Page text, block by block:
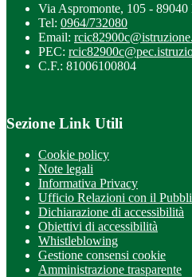
Via Aspromonte, 105 -
Tel: 0964/732080
Email:
PEC:
C.F.: 81006100804
Sezione Link Utili
Cookie policy
Note legali
Informativa Privacy
Ufficio Relazioni con il
Dichiarazione di accessibilità
Obiettivi di accessibilità
Whistleblowing
Gestione consensi cookie
Amministrazione trasparente